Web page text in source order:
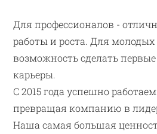
Для профессионалов -
работы и роста. Для молодых
возможность сделать
карьеры.
С 2015 года успешно
превращая компанию в
Наша самая большая